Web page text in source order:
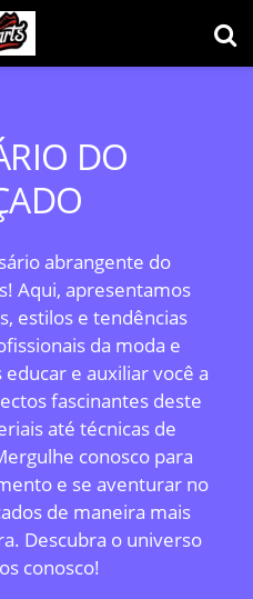
DO
abrangente do
Aqui, apresentamos
estilos e tendências
da moda e
e auxiliar você a
fascinantes deste
até técnicas de
conosco para
e se aventurar no
de maneira mais
Descubra o universo
conosco!